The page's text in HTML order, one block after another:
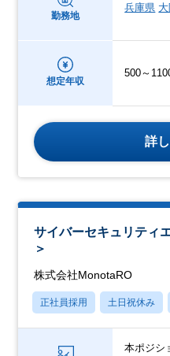
勤務地
兵庫県
想定年収
500～
詳
サイバーセキュリティ
＞
株式会社MonotaRO
正社員採用 土日祝休み
本ポジシ